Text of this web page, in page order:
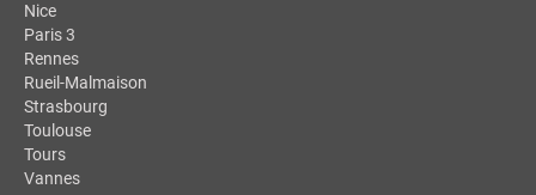
Nice
Paris 3
Rennes
Rueil-Malmaison
Strasbourg
Toulouse
Tours
Vannes